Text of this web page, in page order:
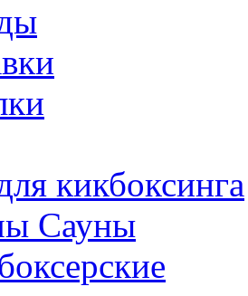
кикбоксинга
Сауны